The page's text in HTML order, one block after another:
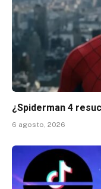
¿Spiderman 4
6 agosto, 2026